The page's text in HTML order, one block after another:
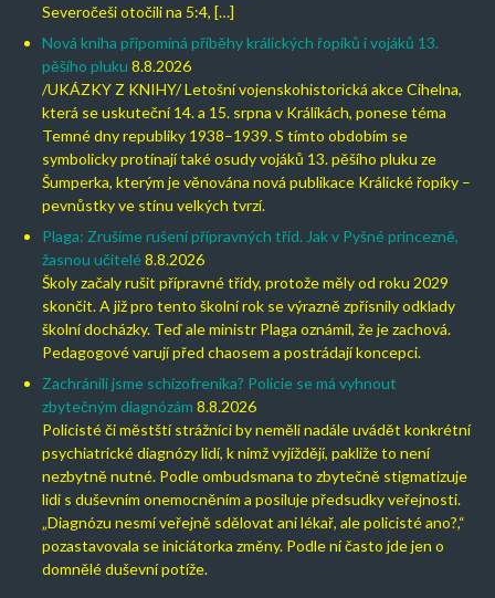
Severočeši otočili na 5:4, […]
Nová kniha připomíná příběhy králických řopíků i vojáků 13.
pěšího pluku 8.8.2026
/UKÁZKY Z KNIHY/ Letošní vojenskohistorická akce Cihelna,
která se uskuteční 14. a 15. srpna v Králíkách, ponese téma
Temné dny republiky 1938–1939. S tímto obdobím se
symbolicky protínají také osudy vojáků 13. pěšího pluku ze
Šumperka, kterým je věnována nová publikace Králické řopíky –
pevnůstky ve stínu velkých tvrzí.
Plaga: Zrušíme rušení přípravných tříd. Jak v Pyšné princezně,
žasnou učitelé 8.8.2026
Školy začaly rušit přípravné třídy, protože měly od roku 2029
skončit. A již pro tento školní rok se výrazně zpřísnily odklady
školní docházky. Teď ale ministr Plaga oznámil, že je zachová.
Pedagogové varují před chaosem a postrádají koncepci.
Zachránili jsme schizofrenika? Policie se má vyhnout
zbytečným diagnózám 8.8.2026
Policisté či městští strážníci by neměli nadále uvádět konkrétní
psychiatrické diagnózy lidí, k nimž vyjíždějí, pakliže to není
nezbytně nutné. Podle ombudsmana to zbytečně stigmatizuje
lidi s duševním onemocněním a posiluje předsudky veřejnosti.
„Diagnózu nesmí veřejně sdělovat ani lékař, ale policisté ano?,“
pozastavovala se iniciátorka změny. Podle ní často jde jen o
domnělé duševní potíže.